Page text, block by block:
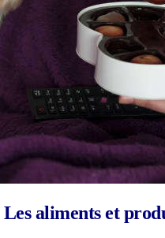
aliments et